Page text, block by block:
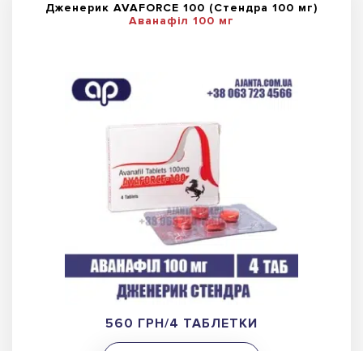
Дженерик AVAFORCE 100 (Стендра 100 мг)
Аванафіл 100 мг
560 ГРН/4 ТАБЛЕТКИ